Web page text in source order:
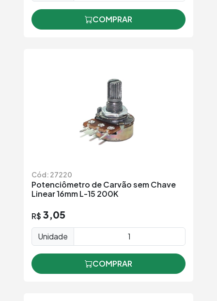
COMPRAR
Cód: 27220
Potenciômetro de Carvão sem Chave
Linear 16mm L-15 200K
R$ 3,05
Unidade
COMPRAR